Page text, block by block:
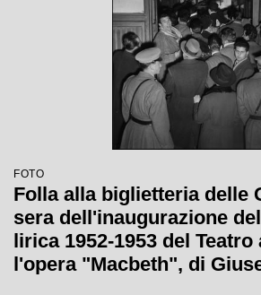
FOTO
Folla alla biglietteria delle
sera dell'inaugurazione
lirica 1952-1953 del
l'opera "Macbeth", di